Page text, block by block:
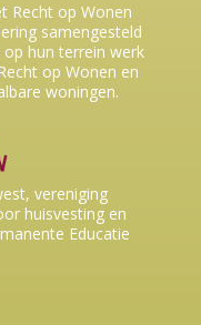
Recht op Wonen
samengesteld
hun terrein werk
op Wonen en
woningen.
vereniging
huisvesting en
Educatie